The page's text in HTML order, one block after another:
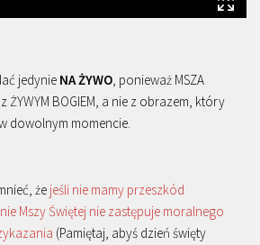
jedynie NA ŻYWO, ponieważ MSZA
ŻYWYM BOGIEM, a nie z obrazem, który
dowolnym momencie.
że jeśli nie mamy przeszkód
Mszy Świętej nie zastępuje moralnego
(Pamiętaj, abyś dzień święty